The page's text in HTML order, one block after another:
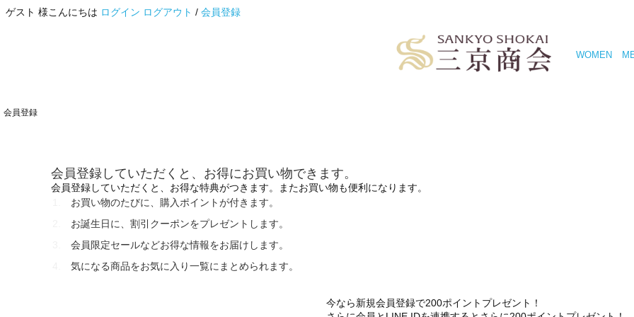
ゲスト 様こんにちは ログイン ログアウト / 会員登録
WOMEN
会員登録
会員登録していただくと、お得にお買い物できます。
会員登録していただくと、お得な特典がつきます。またお買い物も便利になります。
お買い物のたびに、購入ポイントが付きます。
お誕生日に、割引クーポンをプレゼントします。
会員限定セールなどお得な情報をお届けします。
気になる商品をお気に入り一覧にまとめられます。
今なら新規会員登録で200ポイントプレゼント！